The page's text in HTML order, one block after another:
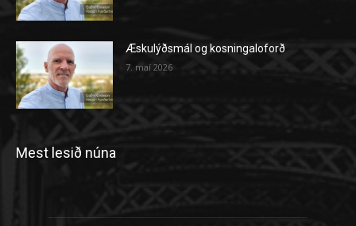
Æskulýðsmál og kosningaloforð
7. maí 2026
Mest lesið núna